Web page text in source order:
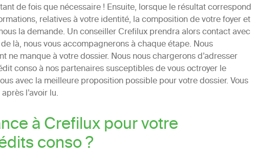
de fois que nécessaire ! Ensuite, lorsque le résultat correspond
relatives à votre identité, la composition de votre foyer et
la demande. Un conseiller Crefilux prendra alors contact avec
là, nous vous accompagnerons à chaque étape. Nous
ne manque à votre dossier. Nous nous chargerons d’adresser
conso à nos partenaires susceptibles de vous octroyer le
avec la meilleure proposition possible pour votre dossier. Vous
l’avoir lu.
à Crefilux pour votre
conso ?